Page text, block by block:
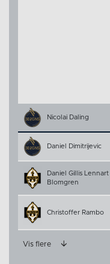
Nicolai Daling
Daniel Dimitrijevic
Daniel Gillis Lennart
Blomgren
Christoffer Rambo
Vis flere